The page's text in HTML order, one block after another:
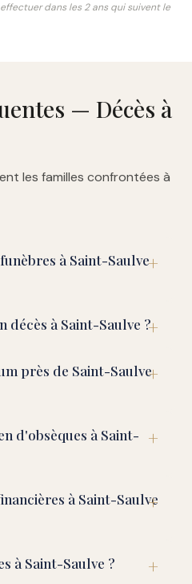
dans les 2 ans qui suivent le
— Décès à
les familles confrontées à
à Saint-Saulve
décès à Saint-Saulve ?
près de Saint-Saulve
d'obsèques à Saint-
à Saint-Saulve
à Saint-Saulve ?